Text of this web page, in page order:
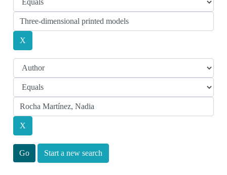
Start a new search